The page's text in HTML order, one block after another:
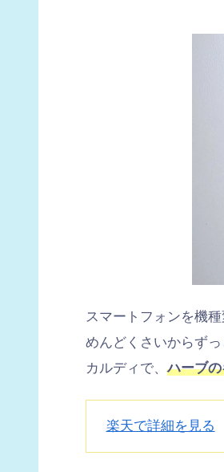
スマートフォンを機
めんどくさいからず
カルディで、ハーブ
楽天で詳細を見る